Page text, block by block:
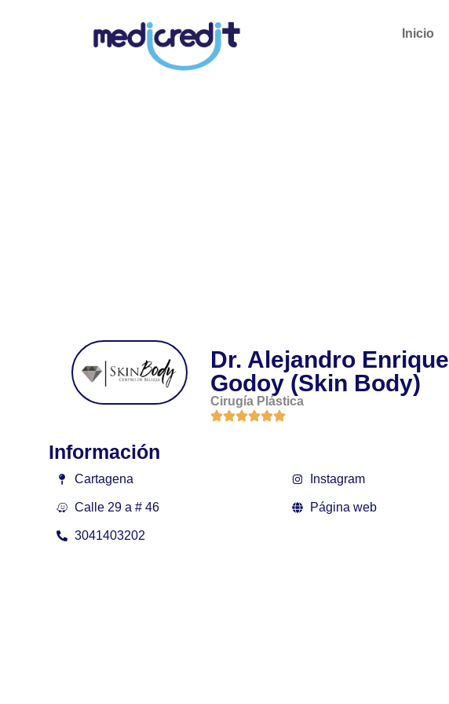
Inicio
Dr. Alejandro Enrique
Godoy (Skin Body)
Cirugía Plástica
Información
Cartagena
Calle 29 a # 46
3041403202
Instagram
Página web